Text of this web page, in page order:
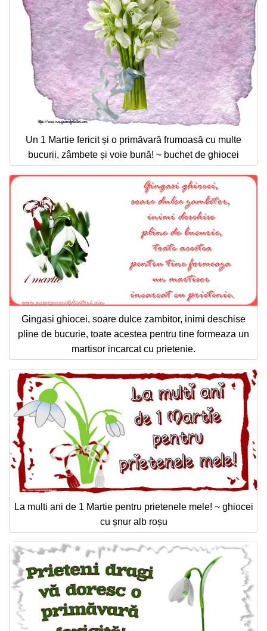
Un 1 Martie fericit și o primăvară frumoasă cu multe
bucurii, zâmbete și voie bună! ~ buchet de ghiocei
Gingasi ghiocei, soare dulce zambitor, inimi deschise
pline de bucurie, toate acestea pentru tine formeaza un
martisor incarcat cu prietenie.
La multi ani de 1 Martie pentru prietenele mele! ~ ghiocei
cu șnur alb roșu